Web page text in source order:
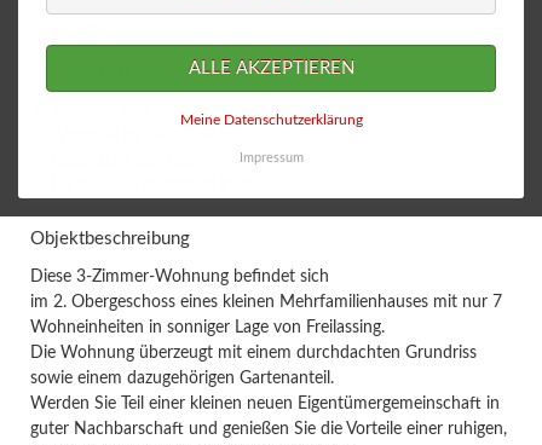
ALLE AKZEPTIEREN
Meine Datenschutzerklärung
Impressum
Objektbeschreibung
Diese 3-Zimmer-Wohnung befindet sich
im 2. Obergeschoss eines kleinen Mehrfamilienhauses mit nur 7
Wohneinheiten in sonniger Lage von Freilassing.
Die Wohnung überzeugt mit einem durchdachten Grundriss
sowie einem dazugehörigen Gartenanteil.
Werden Sie Teil einer kleinen neuen Eigentümergemeinschaft in
guter Nachbarschaft und genießen Sie die Vorteile einer ruhigen,